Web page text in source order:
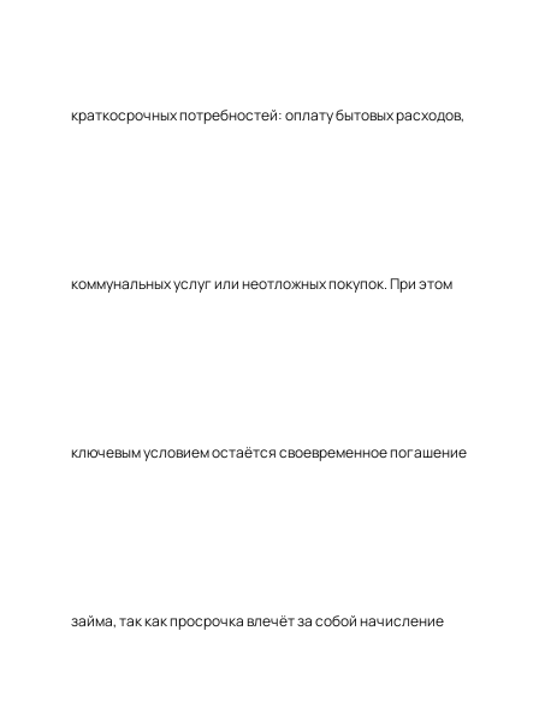
краткосрочных потребностей: оплату бытовых расходов,
коммунальных услуг или неотложных покупок. При этом
ключевым условием остаётся своевременное погашение
займа, так как просрочка влечёт за собой начисление